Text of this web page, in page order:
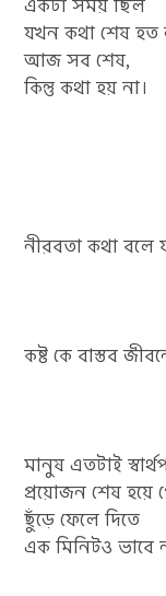
একটা সময় ছিল
যখন কথা শেষ হত
আজ সব শেষ,
কিন্তু কথা হয় না।
নীরবতা কথা বলে
কষ্ট কে বাস্তব
মানুষ এতটাই
প্রয়োজন শেষ হয়ে
ছুঁড়ে ফেলে দিতে
এক মিনিটও ভাবে